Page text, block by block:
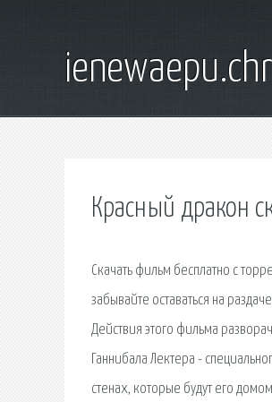
Красный дракон
Скачать фильм бесплатно с
забывайте оставаться на
Действия этого фильма
Ганнибала Лектера -
стенах, которые будут его